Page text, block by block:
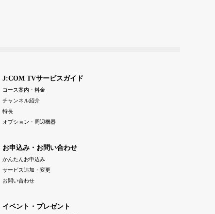
J:COM TVサービスガイド
コース案内・料金
チャンネル紹介
特長
オプション・周辺機器
お申込み・お問い合わせ
かんたんお申込み
サービス追加・変更
お問い合わせ
イベント・プレゼント